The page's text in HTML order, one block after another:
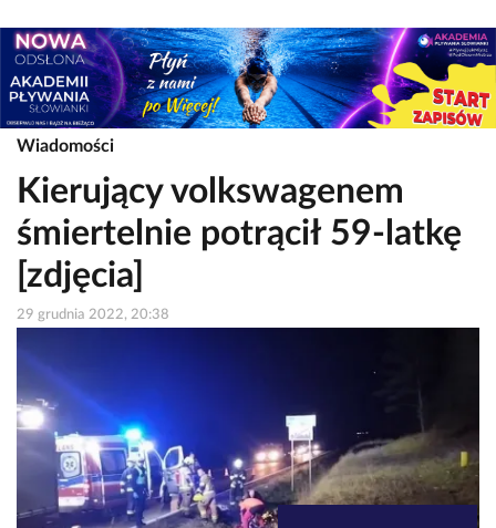
Wiadomości
Kierujący volkswagenem
śmiertelnie potrącił 59-latkę
[zdjęcia]
29 grudnia 2022, 20:38